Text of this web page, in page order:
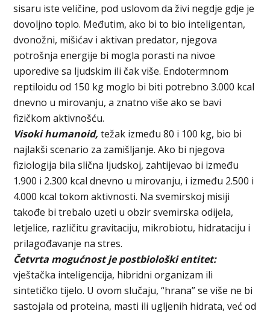
sisaru iste veličine, pod uslovom da živi negdje gdje je
dovoljno toplo. Međutim, ako bi to bio inteligentan,
dvonožni, mišićav i aktivan predator, njegova
potrošnja energije bi mogla porasti na nivoe
uporedive sa ljudskim ili čak više. Endotermnom
reptiloidu od 150 kg moglo bi biti potrebno 3.000 kcal
dnevno u mirovanju, a znatno više ako se bavi
fizičkom aktivnošću.
Visoki humanoid,težak između 80 i 100 kg, bio bi
najlakši scenario za zamišljanje. Ako bi njegova
fiziologija bila slična ljudskoj, zahtijevao bi između
1.900 i 2.300 kcal dnevno u mirovanju, i između 2.500 i
4.000 kcal tokom aktivnosti. Na svemirskoj misiji
takođe bi trebalo uzeti u obzir svemirska odijela,
letjelice, različitu gravitaciju, mikrobiotu, hidrataciju i
prilagođavanje na stres.
Četvrta mogućnost je postbiološki entitet:
vještačka inteligencija, hibridni organizam ili
sintetičko tijelo. U ovom slučaju, “hrana” se više ne bi
sastojala od proteina, masti ili ugljenih hidrata, već od